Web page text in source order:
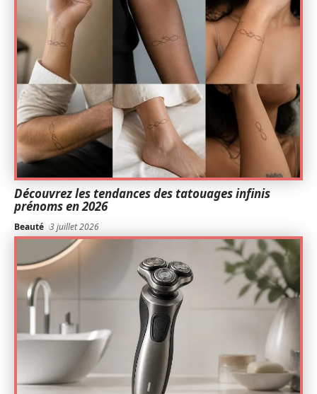
Découvrez les tendances des tatouages infinis
prénoms en 2026
Beauté 3 juillet 2026